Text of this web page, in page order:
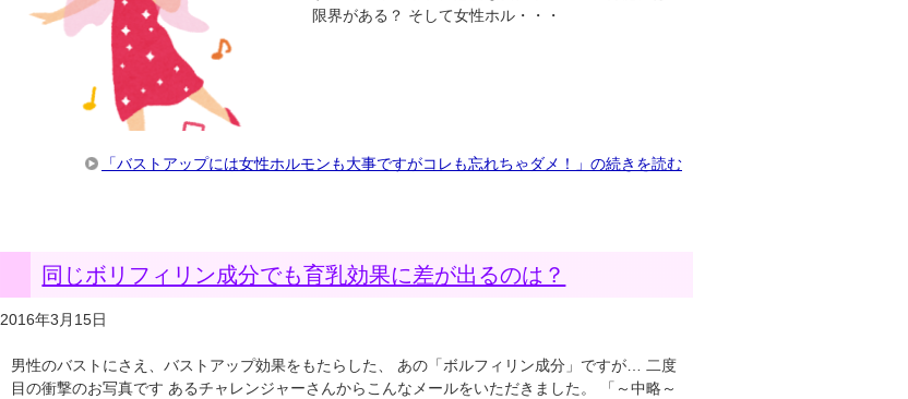
限界がある？ そして女性ホル・・・
「バストアップには女性ホルモンも大事ですがコレも忘れちゃダメ！」の続きを読む
同じボリフィリン成分でも育乳効果に差が出るのは？
2016年3月15日
男性のバストにさえ、バストアップ効果をもたらした、 あの「ボルフィリン成分」ですが… 二度
目の衝撃のお写真です あるチャレンジャーさんからこんなメールをいただきました。 「～中略～